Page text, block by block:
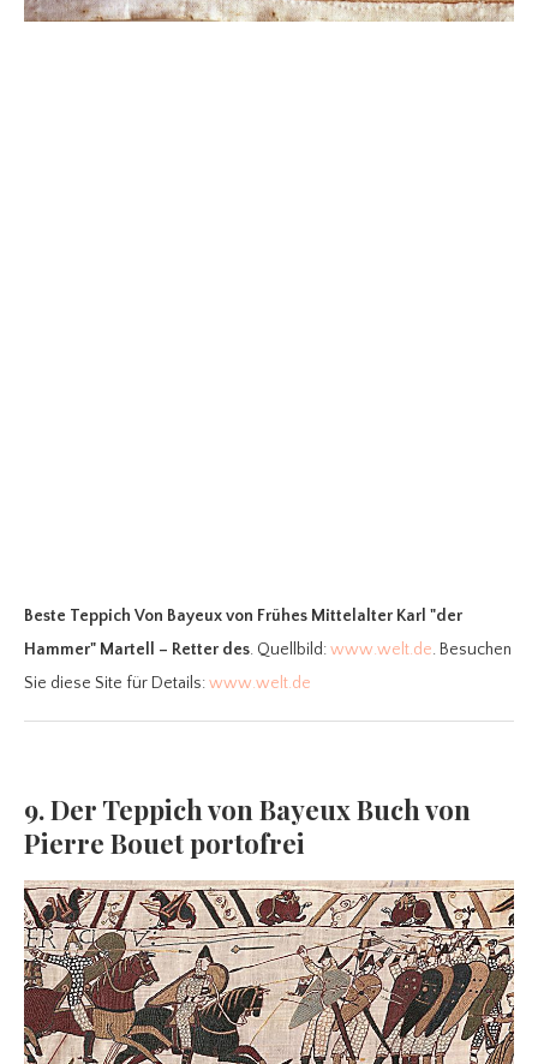
Beste Teppich Von Bayeuxvon Frühes Mittelalter Karl "der
Hammer" Martell – Retter des. Quellbild:www.welt.de. Besuchen
Sie diese Site für Details:www.welt.de
9. Der Teppich von Bayeux Buch von
Pierre Bouet portofrei